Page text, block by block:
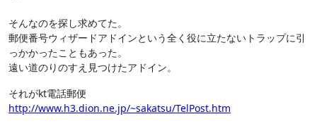
そんなのを探し求めてた。
郵便番号ウィザードアドインという全く役に立たないトラップに引
っかかったこともあった。
遠い道のりのすえ見つけたアドイン。
それがkt電話郵便
http://www.h3.dion.ne.jp/~sakatsu/TelPost.htm